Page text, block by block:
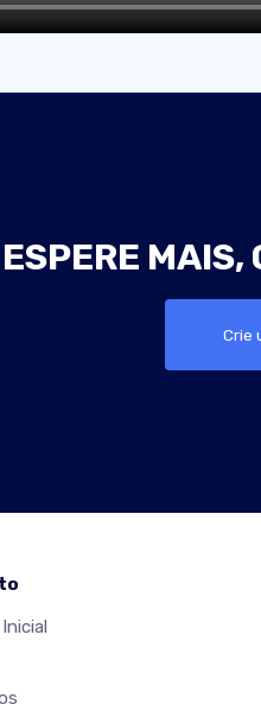
MAIS,
Crie